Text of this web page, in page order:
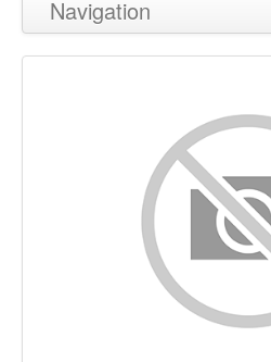
Navigation
Tilbage til toppen
Nøgleord
Brugervenlighed
Dokument